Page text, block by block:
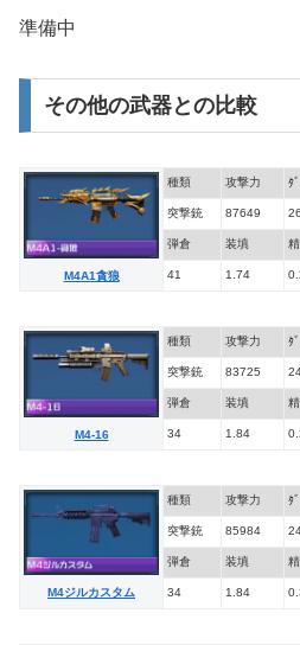
準備中
その他の武器との比較
M4A1貪狼
種類 攻撃力 ﾀ
突撃銃 87649
弾倉 装填
41 1.74
M4-16
種類 攻撃力 ﾀ
突撃銃 83725
弾倉 装填
34 1.84
M4ジルカスタム
種類 攻撃力 ﾀ
突撃銃 85984
弾倉 装填
34 1.84